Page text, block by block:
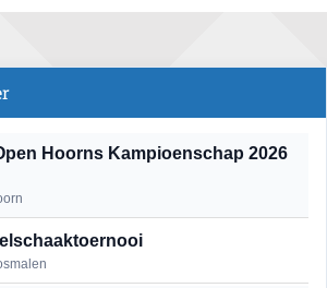
Hoorns Kampioenschap 2026